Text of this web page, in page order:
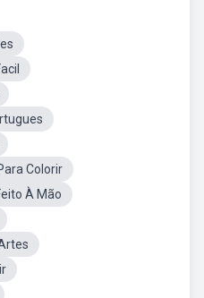
Colorir
À Mão